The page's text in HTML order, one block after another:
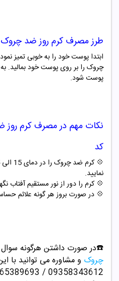
طرز مصرف کرم روز ضد چروک SPF 15 اسکین کد
ابتدا پوست خود را به خوبی تمیز
چروک را بر روی پوست خود بمالید.
پوست شود.
نکات مهم در مصرف
کد
نمایید.
💠 کرم را دور از نور مستقیم آفتاب
💠 در صورت بروز هر گونه علائم
☎️در صورت داشتن هرگونه سوال
چروک و مشاوره می توانید با
09358343612 / 02165389693